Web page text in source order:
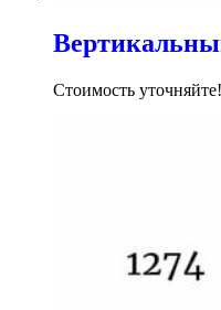
Стоимость уточняйте!